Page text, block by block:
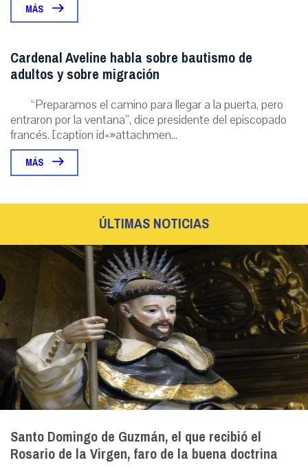
MÁS
Cardenal Aveline habla sobre bautismo de
adultos y sobre migración
“Preparamos el camino para llegar a la puerta, pero
entraron por la ventana”, dice presidente del episcopado
francés. [caption id=»attachmen...
MÁS
ÚLTIMAS NOTICIAS
Santo Domingo de Guzmán, el que recibió el
Rosario de la Virgen, faro de la buena doctrina